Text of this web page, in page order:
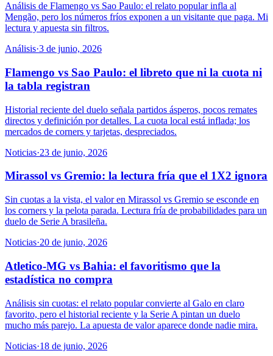
Análisis de Flamengo vs Sao Paulo: el relato popular infla al
Mengão, pero los números fríos exponen a un visitante que paga. Mi
lectura y apuesta sin filtros.
Análisis·3 de junio, 2026
Flamengo vs Sao Paulo: el libreto que ni la cuota ni
la tabla registran
Historial reciente del duelo señala partidos ásperos, pocos remates
directos y definición por detalles. La cuota local está inflada; los
mercados de corners y tarjetas, despreciados.
Noticias·23 de junio, 2026
Mirassol vs Gremio: la lectura fría que el 1X2 ignora
Sin cuotas a la vista, el valor en Mirassol vs Gremio se esconde en
los corners y la pelota parada. Lectura fría de probabilidades para un
duelo de Serie A brasileña.
Noticias·20 de junio, 2026
Atletico-MG vs Bahia: el favoritismo que la
estadística no compra
Análisis sin cuotas: el relato popular convierte al Galo en claro
favorito, pero el historial reciente y la Serie A pintan un duelo
mucho más parejo. La apuesta de valor aparece donde nadie mira.
Noticias·18 de junio, 2026